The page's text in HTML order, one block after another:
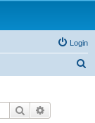
Login
Search